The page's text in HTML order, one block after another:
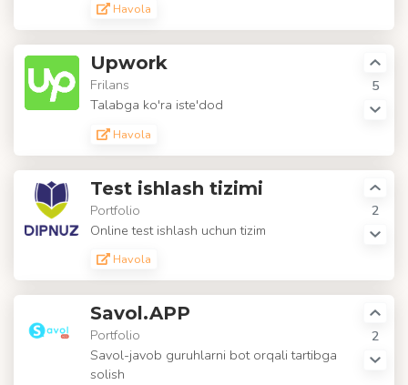
Havola
5
Upwork
Frilans
Talabga ko'ra iste'dod
Havola
2
Test ishlash tizimi
Portfolio
Online test ishlash uchun tizim
Havola
2
Savol.APP
Portfolio
Savol-javob guruhlarni bot orqali tartibga
solish